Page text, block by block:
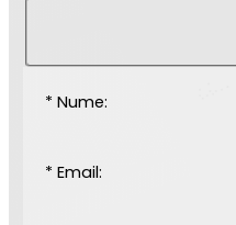
* Nume:
* Email: